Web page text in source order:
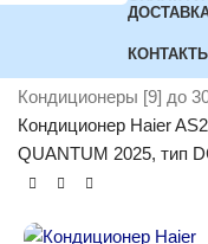
Кондиционеры [9] до
Кондиционер Haier
QUANTUM 2025, тип